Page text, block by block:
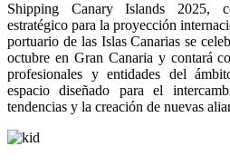
Shipping Canary Islands 2025,
estratégico para la proyección
portuario de las Islas Canarias se
octubre en Gran Canaria y contará
profesionales y entidades del
espacio diseñado para el
tendencias y la creación de nuevas